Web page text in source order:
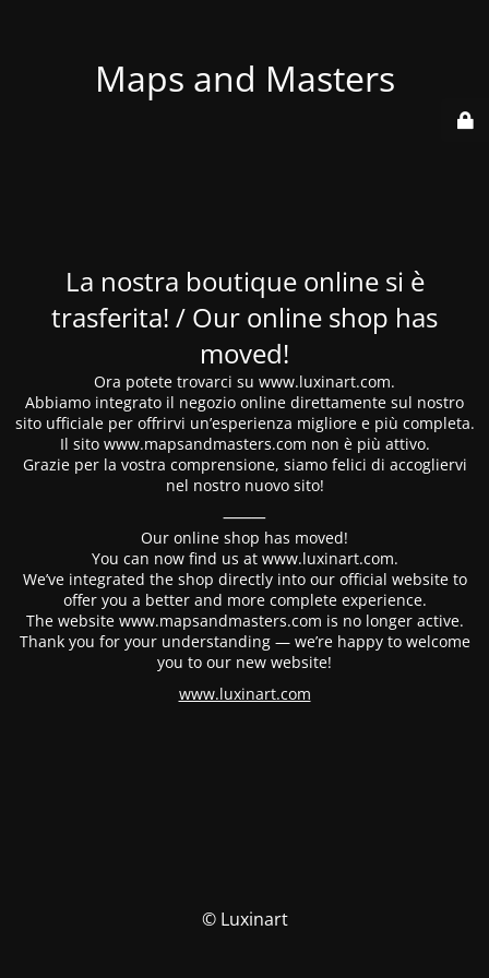
Maps and Masters
La nostra boutique online si è
trasferita! / Our online shop has
moved!
Ora potete trovarci su www.luxinart.com.
Abbiamo integrato il negozio online direttamente sul nostro
sito ufficiale per offrirvi un’esperienza migliore e più completa.
Il sito www.mapsandmasters.com non è più attivo.
Grazie per la vostra comprensione, siamo felici di accogliervi
nel nostro nuovo sito!
⸻
Our online shop has moved!
You can now find us at www.luxinart.com.
We’ve integrated the shop directly into our official website to
offer you a better and more complete experience.
The website www.mapsandmasters.com is no longer active.
Thank you for your understanding — we’re happy to welcome
you to our new website!
www.luxinart.com
© Luxinart